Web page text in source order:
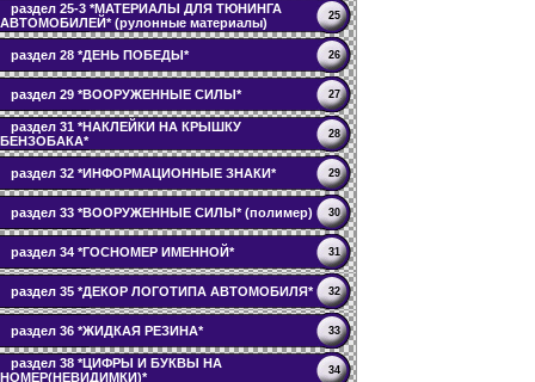
раздел 25-3 *МАТЕРИАЛЫ ДЛЯ ТЮНИНГА
АВТОМОБИЛЕЙ* (рулонные материалы)
25
раздел 28 *ДЕНЬ ПОБЕДЫ* 26
раздел 29 *ВООРУЖЕННЫЕ СИЛЫ* 27
раздел 31 *НАКЛЕЙКИ НА КРЫШКУ
БЕНЗОБАКА*
28
раздел 32 *ИНФОРМАЦИОННЫЕ ЗНАКИ* 29
раздел 33 *ВООРУЖЕННЫЕ СИЛЫ* (полимер) 30
раздел 34 *ГОСНОМЕР ИМЕННОЙ* 31
раздел 35 *ДЕКОР ЛОГОТИПА АВТОМОБИЛЯ* 32
раздел 36 *ЖИДКАЯ РЕЗИНА* 33
раздел 38 *ЦИФРЫ И БУКВЫ НА
НОМЕР(НЕВИДИМКИ)*
34